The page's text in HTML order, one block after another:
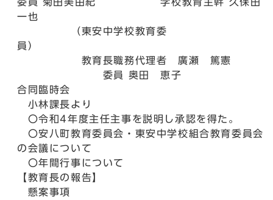
一也
（東安中学校教育委
員）
教育長職務代理者 廣瀬 篤憲
委員 奥田 恵子
合同臨時会
小林課長より
〇令和4年度主任主事を説明し承認を得た。
〇安八町教育委員会・東安中学校組合教育委員会
の会議について
〇年間行事について
【教育長の報告】
懸案事項